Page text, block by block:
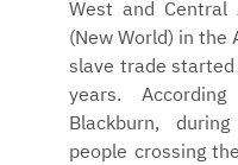
West and
(New World) in the
slave trade
years.
Blackburn,
people crossing